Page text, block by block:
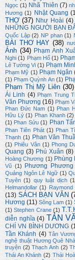
Ngọc (1) Nhã Thiên (7)
Hương (1) Nhật Quang
THƠ (37) Như Hoài (4)
NHỮNG NGƯỜI BẠN
Quốc Lập (2) NP phan (1)
BÀI THƠ HAY (38)
Ánh (34) Phạm Anh
Nghi (1) Phạm Hổ (1)
Lê Tường Vi (1) Phạm
Phạm Mỹ (1) Phạm Ngân
(1) Phạm Quỳnh An (1)
Phạm Thị Mỹ Liên (30)
Ái Linh (4) Phạm Trung
Văn Phương (16) Phạm
Phan Đức Nam (1) Phan
Hữu Lý (1) Phan Khanh (2)
(1) Phan Sửu (1) Phan
Phan Tiên Phát (1) Phan
Thạnh (1) Phan Văn
(1) Phiêu Vân (1) Phong
Quang (3) Phú Xuân (8)
Hoàng Chương (1) Phùng
Vũ (1) Phương Phương
Quảng Ngôn Lê Ngữ (1)
Tuyên (1) quy luật dịch
Helmandollar (1)
(13) SÁCH BẠN VĂN
Hương (11) Sông Lam (1)
(1) Stephen Crane (1)
diễn nghĩa (4) TẢN
CHÍ VN BÌNH DƯƠNG
Tần Khánh (4) Tân
nghệ thuật Hương Quê Nhà
truyện (2) Thạch Anh (2)
Thái An Khánh (2) Thái Hoà